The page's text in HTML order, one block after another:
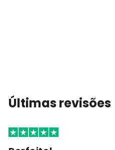
Últimas revisões